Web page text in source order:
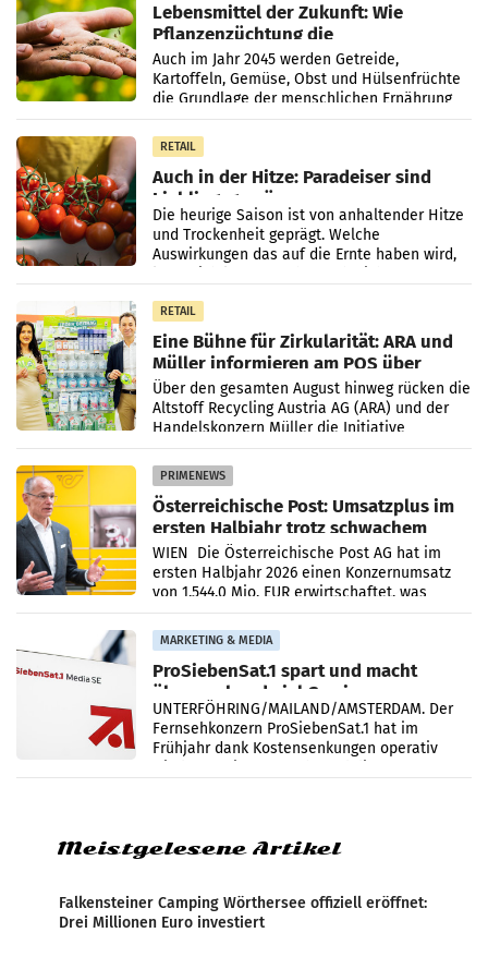
Lebensmittel der Zukunft: Wie
Pflanzenzüchtung die
Ernährungssicherheit sichert
Auch im Jahr 2045 werden Getreide,
Kartoffeln, Gemüse, Obst und Hülsenfrüchte
die Grundlage der menschlichen Ernährung
bilden. Allerdings verändern sich die
Eigenschaften der Pflanzen
RETAIL
Auch in der Hitze: Paradeiser sind
Lieblingsgemüse
Die heurige Saison ist von anhaltender Hitze
und Trockenheit geprägt. Welche
Auswirkungen das auf die Ernte haben wird,
RETAIL
Eine Bühne für Zirkularität: ARA und
Müller informieren am POS über
Kreislauffähigkeit
Über den gesamten August hinweg rücken die
Altstoff Recycling Austria AG (ARA) und der
Handelskonzern Müller die Initiative
„Kreislauf-Helden“ in allen österreichischen
Müller-Filialen
PRIMENEWS
Österreichische Post: Umsatzplus im
ersten Halbjahr trotz schwachem
Briefgeschäft
WIEN Die Österreichische Post AG hat im
ersten Halbjahr 2026 einen Konzernumsatz
von 1.544,0 Mio. EUR erwirtschaftet, was
einem Plus von 3,8 Prozent gegenüber dem
Vergleichszeitraum
MARKETING & MEDIA
ProSiebenSat.1 spart und macht
überraschend viel Gewinn
UNTERFÖHRING/MAILAND/AMSTERDAM. Der
Fernsehkonzern ProSiebenSat.1 hat im
Frühjahr dank Kostensenkungen operativ
Meistgelesene Artikel
Falkensteiner Camping Wörthersee offiziell eröffnet:
Drei Millionen Euro investiert